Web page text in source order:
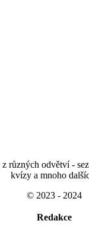
různých odvětví -
kvízy a mnoho
© 2023 - 2024
Redakce